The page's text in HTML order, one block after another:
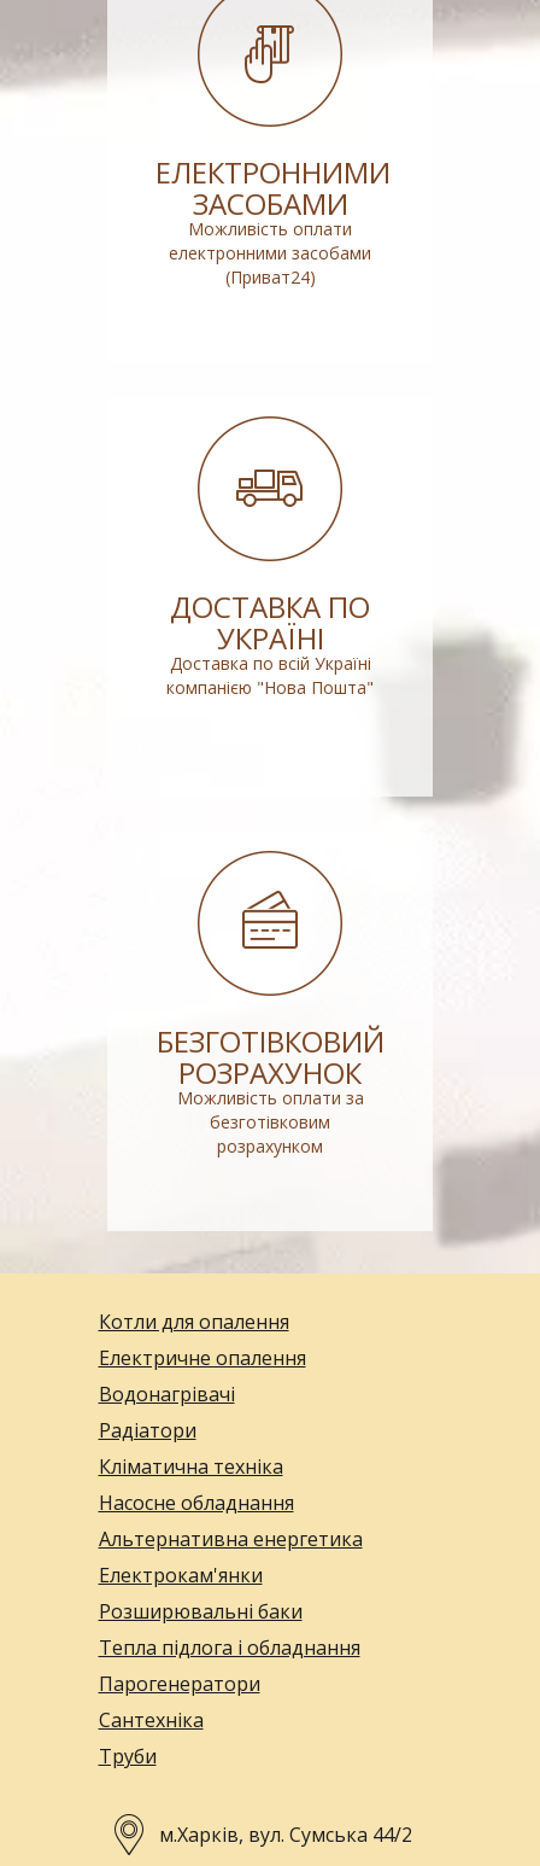
ЕЛЕКТРОННИМИ
ЗАСОБАМИ
Можливість оплати
електронними засобами
(Приват24)
ДОСТАВКА ПО
УКРАЇНІ
Доставка по всій Україні
компанією "Нова Пошта"
БЕЗГОТІВКОВИЙ
РОЗРАХУНОК
Можливість оплати за
безготівковим
розрахунком
Котли для опалення
Електричне опалення
Водонагрівачі
Радіатори
Кліматична техніка
Насосне обладнання
Альтернативна енергетика
Електрокам'янки
Розширювальні баки
Тепла підлога і обладнання
Парогенератори
Сантехніка
Труби
м.Харків, вул. Сумська 44/2